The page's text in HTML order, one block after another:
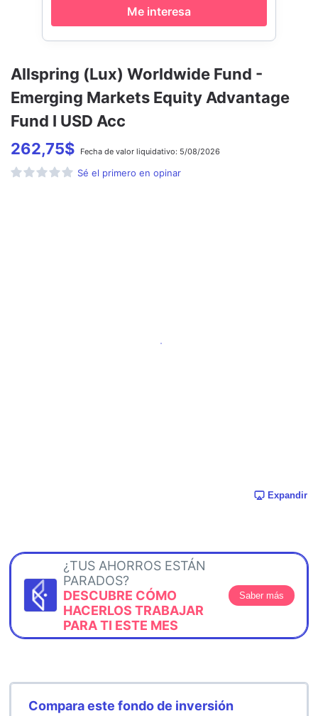
Allspring (Lux) Worldwide Fund -
Emerging Markets Equity Advantage
Fund I USD Acc
262,75$ Fecha de valor liquidativo: 5/08/2026
Sé el primero en opinar
Expandir
¿TUS AHORROS ESTÁN
PARADOS?
DESCUBRE CÓMO
HACERLOS TRABAJAR
PARA TI ESTE MES
Saber más
Compara este fondo de inversión
Me interesa